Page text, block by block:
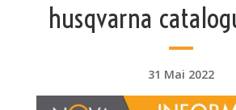
husqvarna
31 Mai 2022